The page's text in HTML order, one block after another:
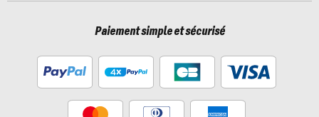
Paiement simple et sécurisé